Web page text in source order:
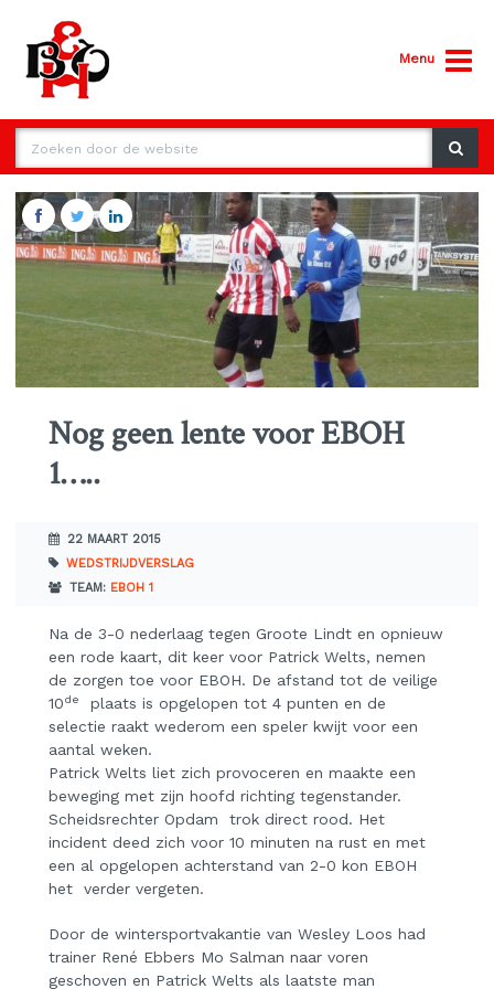
Menu
Nog geen lente voor EBOH
1…..
22 MAART 2015
WEDSTRIJDVERSLAG
TEAM: EBOH 1
Na de 3-0 nederlaag tegen Groote Lindt en opnieuw
een rode kaart, dit keer voor Patrick Welts, nemen
de zorgen toe voor EBOH. De afstand tot de veilige
10de
plaats is opgelopen tot 4 punten en de
selectie raakt wederom een speler kwijt voor een
aantal weken.
Patrick Welts liet zich provoceren en maakte een
beweging met zijn hoofd richting tegenstander.
Scheidsrechter Opdam trok direct rood. Het
incident deed zich voor 10 minuten na rust en met
een al opgelopen achterstand van 2-0 kon EBOH
het verder vergeten.
Door de wintersportvakantie van Wesley Loos had
trainer René Ebbers Mo Salman naar voren
geschoven en Patrick Welts als laatste man